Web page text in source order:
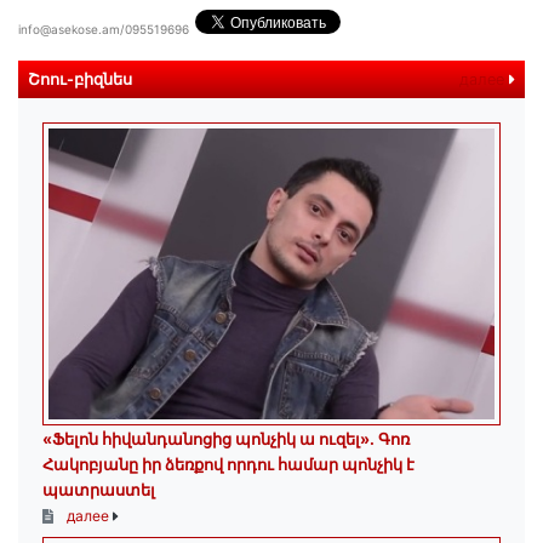
info@asekose.am/095519696
Շոու-բիզնես далее
«Ֆելոն հիվանդանոցից պոնչիկ ա ուզել». Գոռ
Հակոբյանը իր ձեռքով որդու համար պոնչիկ է
պատրաստել
далее